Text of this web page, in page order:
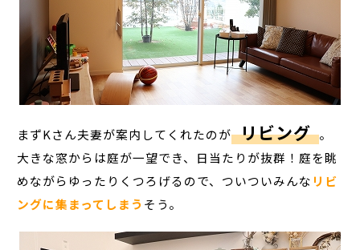
まずKさん夫妻が案内してくれたのが リビング 。
大きな窓からは庭が一望でき、日当たりが抜群！庭を眺
めながらゆったりくつろげるので、ついついみんな リビ
ングに集まってしまう そう。